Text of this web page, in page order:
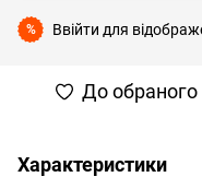
% Ввійти для
До обраного
Характеристики